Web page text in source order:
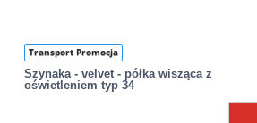
Transport Promocja
Szynaka - velvet - półka wisząca z
oświetleniem typ 34